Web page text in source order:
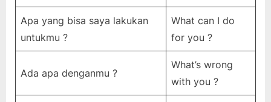
Apa yang bisa saya lakukan
untukmu ?
What can I do
for you ?
Ada apa denganmu ?
What’s wrong
with you ?